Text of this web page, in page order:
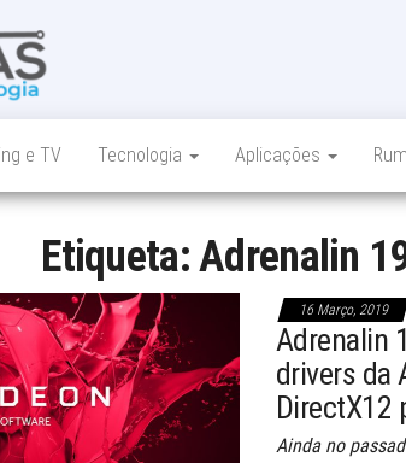
num só lugar
e TV Tecnologia Aplicações
Etiqueta:Adrenalin
16 Março, 2019
Adrenalin
drivers da
DirectX12
Ainda no